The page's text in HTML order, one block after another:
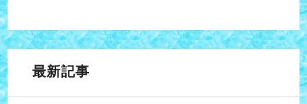
最新記事